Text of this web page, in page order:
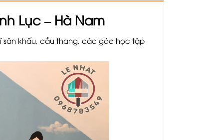
Lục – Hà Nam
sân khấu, cầu thang, các góc học tập